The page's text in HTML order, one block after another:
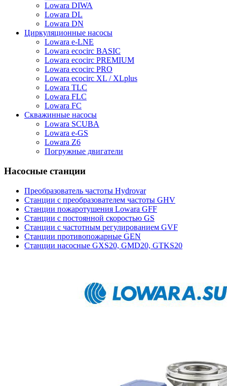
Lowara DIWA
Lowara DL
Lowara DN
Циркуляционные насосы
Lowara e-LNE
Lowara ecocirc BASIC
Lowara ecocirc PREMIUM
Lowara ecocirc PRO
Lowara ecocirc XL / XLplus
Lowara TLC
Lowara FLC
Lowara FC
Скважинные насосы
Lowara SCUBA
Lowara e-GS
Lowara Z6
Погружные двигатели
Насосные станции
Преобразователь частоты Hydrovar
Станции с преобразователем частоты GHV
Станции пожаротушения Lowara GFF
Станции с постоянной скоростью GS
Станции с частотным регулированием GVF
Станции противопожарные GEN
Станции насосные GXS20, GMD20, GTKS20